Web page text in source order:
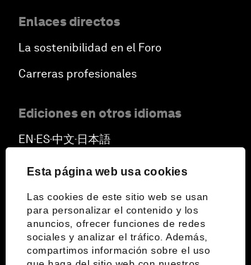
Esta página web usa cookies
Las cookies de este sitio web se usan
para personalizar el contenido y los
anuncios, ofrecer funciones de redes
sociales y analizar el tráfico. Además,
compartimos información sobre el uso
Enlaces directos
La sostenibilidad en el Foro
Carreras profesionales
Ediciones en otros idiomas
EN ▪ES▪中文▪ 日本語